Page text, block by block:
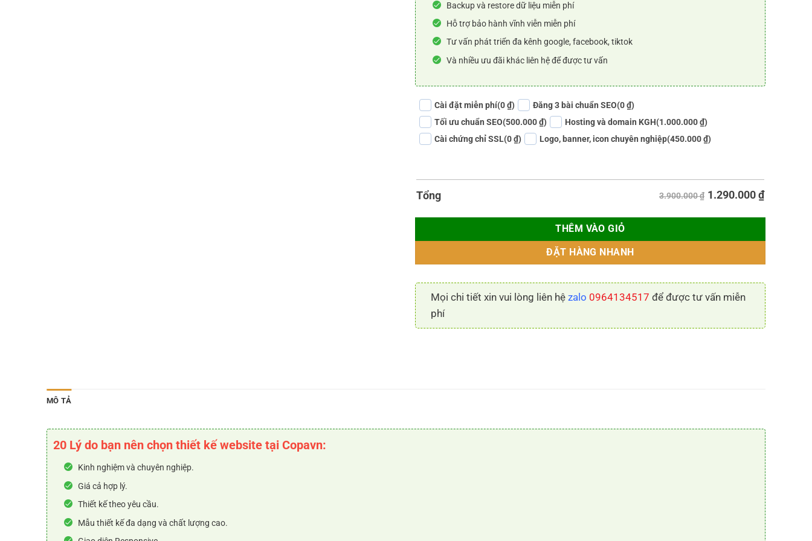
Backup và restore dữ liệu miễn phí
Hỗ trợ bảo hành vĩnh viễn miễn phí
Tư vấn phát triển đa kênh google, facebook, tiktok
Và nhiều ưu đãi khác liên hệ để được tư vấn
Cài đặt miễn phí(0 ₫) Đăng 3 bài chuẩn SEO(0 ₫)
Tối ưu chuẩn SEO(500.000 ₫) Hosting và domain KGH(1.000.000 ₫)
Cài chứng chỉ SSL(0 ₫) Logo, banner, icon chuyên nghiệp(450.000 ₫)
Tổng 3.900.000 ₫ 1.290.000₫
THÊM VÀO GIỎ
ĐẶT HÀNG NHANH
Mọi chi tiết xin vui lòng liên hệ zalo 0964134517 để được tư vấn miễn
phí
MÔ TẢ
20 Lý do bạn nên chọn thiết kế website tại Copavn:
Kinh nghiệm và chuyên nghiệp.
Giá cả hợp lý.
Thiết kế theo yêu cầu.
Mẫu thiết kế đa dạng và chất lượng cao.